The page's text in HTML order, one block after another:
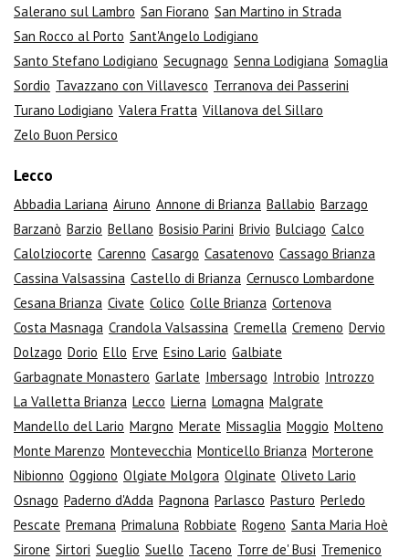
Salerano sul Lambro San Fiorano San Martino in Strada
San Rocco al Porto Sant'Angelo Lodigiano
Santo Stefano Lodigiano Secugnago Senna Lodigiana Somaglia
Sordio Tavazzano con Villavesco Terranova dei Passerini
Turano Lodigiano Valera Fratta Villanova del Sillaro
Zelo Buon Persico
Lecco
Abbadia Lariana Airuno Annone di Brianza Ballabio Barzago
Barzanò Barzio Bellano Bosisio Parini Brivio Bulciago Calco
Calolziocorte Carenno Casargo Casatenovo Cassago Brianza
Cassina Valsassina Castello di Brianza Cernusco Lombardone
Cesana Brianza Civate Colico Colle Brianza Cortenova
Costa Masnaga Crandola Valsassina Cremella Cremeno Dervio
Dolzago Dorio Ello Erve Esino Lario Galbiate
Garbagnate Monastero Garlate Imbersago Introbio Introzzo
La Valletta Brianza Lecco Lierna Lomagna Malgrate
Mandello del Lario Margno Merate Missaglia Moggio Molteno
Monte Marenzo Montevecchia Monticello Brianza Morterone
Nibionno Oggiono Olgiate Molgora Olginate Oliveto Lario
Osnago Paderno d'Adda Pagnona Parlasco Pasturo Perledo
Pescate Premana Primaluna Robbiate Rogeno Santa Maria Hoè
Sirone Sirtori Sueglio Suello Taceno Torre de' Busi Tremenico